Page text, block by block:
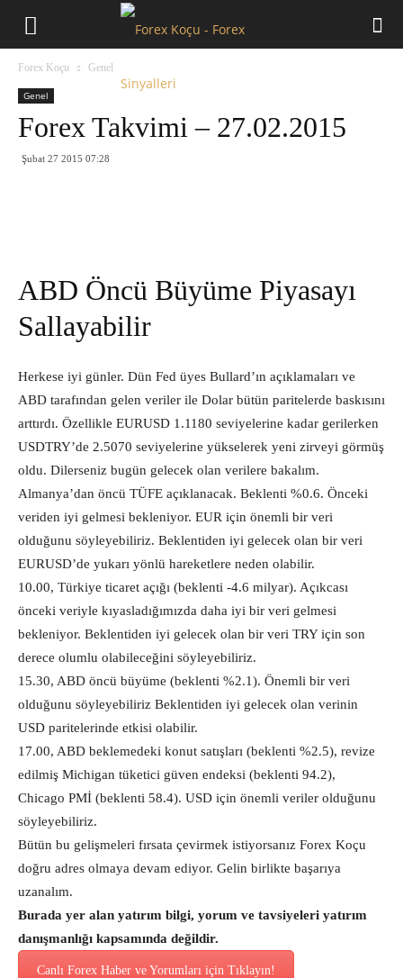
Forex Koçu Genel
Genel
Forex Takvimi – 27.02.2015
Şubat 27 2015 07:28
ABD Öncü Büyüme Piyasayı
Sallayabilir
Herkese iyi günler. Dün Fed üyes Bullard’ın açıklamaları ve
ABD tarafından gelen veriler ile Dolar bütün paritelerde baskısını
arttırdı. Özellikle EURUSD 1.1180 seviyelerine kadar gerilerken
USDTRY’de 2.5070 seviyelerine yükselerek yeni zirveyi görmüş
oldu. Dilerseniz bugün gelecek olan verilere bakalım.
Almanya’dan öncü TÜFE açıklanacak. Beklenti %0.6. Önceki
veriden iyi gelmesi bekleniyor. EUR için önemli bir veri
olduğunu söyleyebiliriz. Beklentiden iyi gelecek olan bir veri
EURUSD’de yukarı yönlü hareketlere neden olabilir.
10.00, Türkiye ticaret açığı (beklenti -4.6 milyar). Açıkcası
önceki veriyle kıyasladığımızda daha iyi bir veri gelmesi
bekleniyor. Beklentiden iyi gelecek olan bir veri TRY için son
derece olumlu olabileceğini söyleyebiliriz.
15.30, ABD öncü büyüme (beklenti %2.1). Önemli bir veri
olduğunu söyleyebiliriz Beklentiden iyi gelecek olan verinin
USD paritelerinde etkisi olabilir.
17.00, ABD beklemedeki konut satışları (beklenti %2.5), revize
edilmiş Michigan tüketici güven endeksi (beklenti 94.2),
Chicago PMİ (beklenti 58.4). USD için önemli veriler olduğunu
söyleyebiliriz.
Bütün bu gelişmeleri fırsata çevirmek istiyorsanız Forex Koçu
doğru adres olmaya devam ediyor. Gelin birlikte başarıya
uzanalım.
Burada yer alan yatırım bilgi, yorum ve tavsiyeleri yatırım
danışmanlığı kapsamında değildir.
Canlı Forex Haber ve Yorumları için Tıklayın!